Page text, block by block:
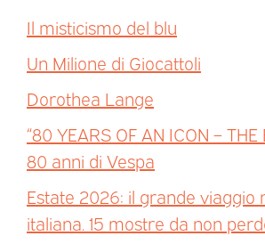
Il misticismo del blu
Un Milione di Giocattoli
Dorothea Lange
“80 YEARS OF AN ICON – THE
80 anni di Vespa
Estate 2026: il grande viaggio
italiana. 15 mostre da non